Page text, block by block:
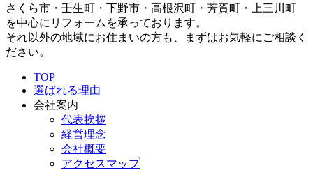
さくら市・壬生町・下野市・高根沢町・芳賀町・上三川町
を中心にリフォームを承っております。
それ以外の地域にお住まいの方も、まずはお気軽にご相談く
ださい。
TOP
選ばれる理由
会社案内
代表挨拶
経営理念
会社概要
アクセスマップ